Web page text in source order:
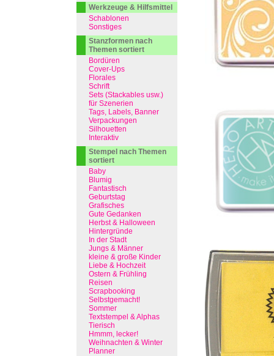
Werkzeuge & Hilfsmittel
Schablonen
Sonstiges
Stanzformen nach
Themen sortiert
Bordüren
Cover-Ups
Florales
Schrift
Sets (Stackables usw.)
für Szenerien
Tags, Labels, Banner
Verpackungen
Silhouetten
Interaktiv
Stempel nach Themen
sortiert
Baby
Blumig
Fantastisch
Geburtstag
Grafisches
Gute Gedanken
Herbst & Halloween
Hintergründe
In der Stadt
Jungs & Männer
kleine & große Kinder
Liebe & Hochzeit
Ostern & Frühling
Reisen
Scrapbooking
Selbstgemacht!
Sommer
Textstempel & Alphas
Tierisch
Hmmm, lecker!
Weihnachten & Winter
Planner